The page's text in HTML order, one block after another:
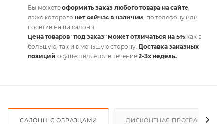
Вы можете оформить заказ любого товара на сайте,
даже которого нет сейчас в наличии, по телефону или
посетив наши салоны.
Цена товаров "под заказ" может отличаться на 5% как в
большую, так и в меньшую сторону. Доставка заказных
позиций осуществляется в течение 2-3х недель.
САЛОНЫ С ОБРАЗЦАМИ ДИСКОНТНАЯ ПРОГРАММА